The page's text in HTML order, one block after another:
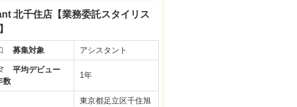
北千住店【業務委託スタイリス
募集対象 アシスタント
平均デビュー
数
1年
東京都足立区千住旭